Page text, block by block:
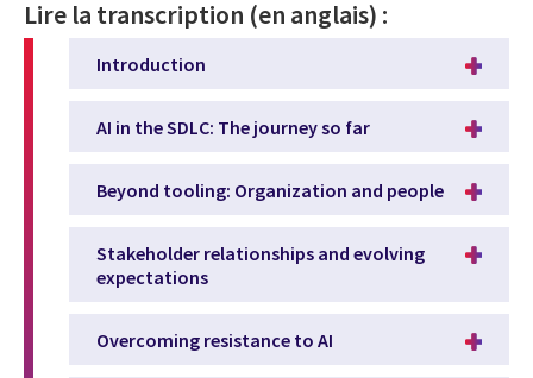
Lire la transcription (en anglais) :
Introduction
AI in the SDLC: The journey so far
Beyond tooling: Organization and people
Stakeholder relationships and evolving
expectations
Overcoming resistance to AI